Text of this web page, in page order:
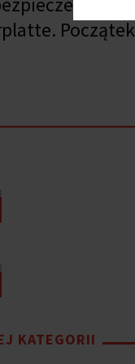
KATEGORII